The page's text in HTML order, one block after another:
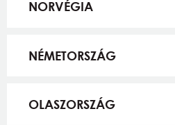
NORVÉGIA
NÉMETORSZÁG
OLASZORSZÁG